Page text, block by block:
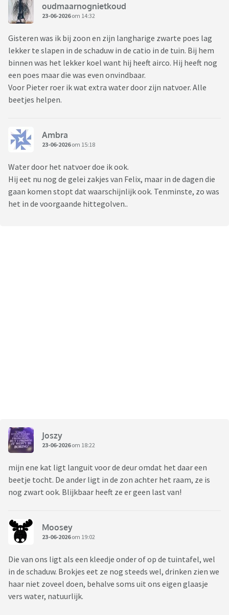
oudmaarnognietkoud
23-06-2026om 14:32
Gisteren was ik bij zoon en zijn langharige zwarte poes lag
lekker te slapen in de schaduw in de catio in de tuin. Bij hem
binnen was het lekker koel want hij heeft airco. Hij heeft nog
een poes maar die was even onvindbaar.
Voor Pieter roer ik wat extra water door zijn natvoer. Alle
beetjes helpen.
Ambra
23-06-2026om 15:18
Water door het natvoer doe ik ook.
Hij eet nu nog de gelei zakjes van Felix, maar in de dagen die
gaan komen stopt dat waarschijnlijk ook. Tenminste, zo was
het in de voorgaande hittegolven..
Joszy
23-06-2026om 18:22
mijn ene kat ligt languit voor de deur omdat het daar een
beetje tocht. De ander ligt in de zon achter het raam, ze is
nog zwart ook. Blijkbaar heeft ze er geen last van!
Moosey
23-06-2026om 19:02
Die van ons ligt als een kleedje onder of op de tuintafel, wel
in de schaduw. Brokjes eet ze nog steeds wel, drinken zien we
haar niet zoveel doen, behalve soms uit ons eigen glaasje
vers water, natuurlijk.